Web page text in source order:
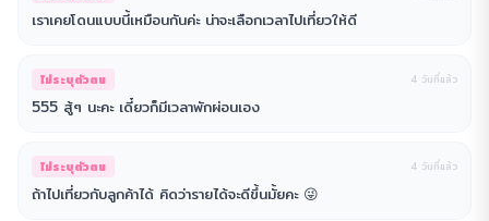
เราเคยโดนแบบนี้เหมือนกันค่ะ น่าจะเลือกเวลาไปเที่ยวให้ดี
ไม่ระบุตัวตน 4 วันที่แล้ว
555 สู้ๆ นะคะ เดี๋ยวก็มีเวลาพักผ่อนเอง
ไม่ระบุตัวตน 4 วันที่แล้ว
ถ้าไปเที่ยวกับลูกค้าได้ คิดว่ารายได้จะดีขึ้นมั้ยคะ 😜